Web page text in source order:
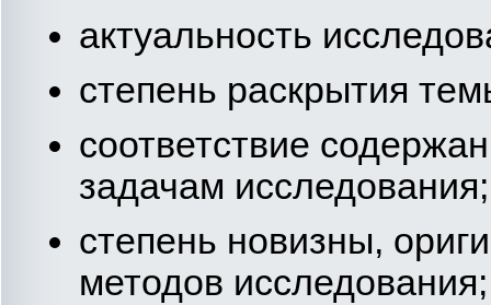
актуальность
степень раскрытия
соответствие
задачам исследования;
степень новизны,
методов исследования;